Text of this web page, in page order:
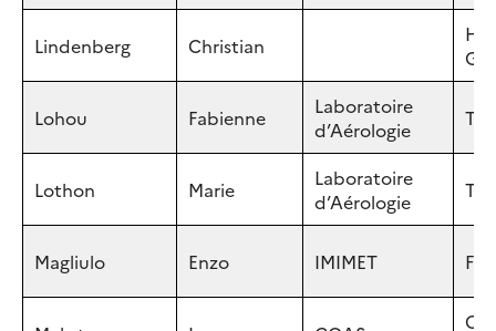
Lindenberg Christian
GE
Lohou Fabienne
Laboratoire
d’Aérologie
Lothon Marie
Laboratoire
d’Aérologie
Magliulo Enzo IMIMET